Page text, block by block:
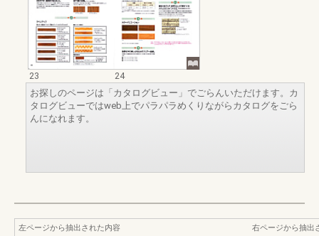
23
24
お探しのページは「カタログビュー」でごらんいただけます。カ
タログビューではweb上でパラパラめくりながらカタログをごら
んになれます。
左ページから抽出された内容
右ページから抽出